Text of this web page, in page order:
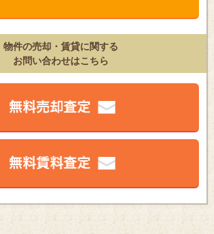
物件の売却・賃貸に関する
お問い合わせはこちら